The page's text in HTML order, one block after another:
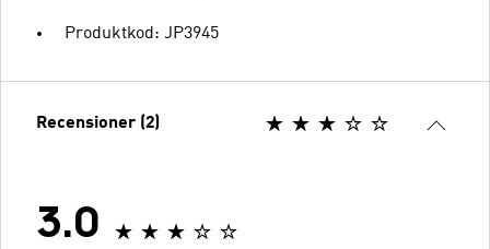
Produktkod: JP3945
Recensioner (2)
3.0